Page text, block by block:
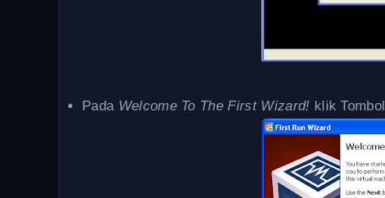
Pada Welcome To The First Wizard! klik Tombol